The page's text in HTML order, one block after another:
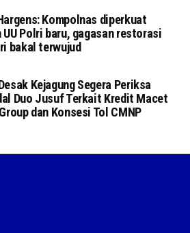
Kompolnas diperkuat
UU Polri baru, gagasan restorasi
bakal terwujud
Kejagung Segera Periksa
Duo Jusuf Terkait Kredit Macet
dan Konsesi Tol CMNP